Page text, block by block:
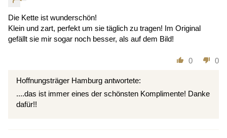
Die Kette ist wunderschön!
Klein und zart, perfekt um sie täglich zu tragen! Im Original
gefällt sie mir sogar noch besser, als auf dem Bild!
0 0
Hoffnungsträger Hamburg antwortete:
....das ist immer eines der schönsten Komplimente! Danke
dafür!!